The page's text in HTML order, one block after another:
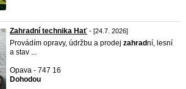
Zahradní technika Hať - [24.7. 2026]
Provádím opravy, údržbu a prodej zahradní, lesní
a stav ...
Opava - 747 16
Dohodou